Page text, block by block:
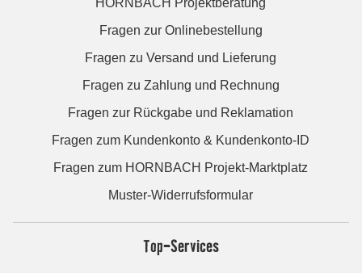
HORNBACH Projektberatung
Fragen zur Onlinebestellung
Fragen zu Versand und Lieferung
Fragen zu Zahlung und Rechnung
Fragen zur Rückgabe und Reklamation
Fragen zum Kundenkonto & Kundenkonto-ID
Fragen zum HORNBACH Projekt-Marktplatz
Muster-Widerrufsformular
Top-Services